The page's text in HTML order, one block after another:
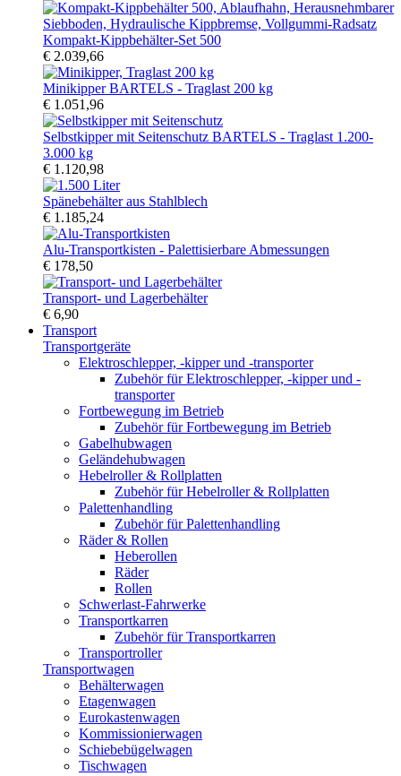
Kompakt-Kippbehälter-Set 500
€ 2.039,66
Minikipper BARTELS - Traglast 200 kg
€ 1.051,96
Selbstkipper mit Seitenschutz BARTELS - Traglast 1.200-
3.000 kg
€ 1.120,98
Spänebehälter aus Stahlblech
€ 1.185,24
Alu-Transportkisten - Palettisierbare Abmessungen
€ 178,50
Transport- und Lagerbehälter
€ 6,90
Transport
Transportgeräte
Elektroschlepper, -kipper und -transporter
Zubehör für Elektroschlepper, -kipper und -
transporter
Fortbewegung im Betrieb
Zubehör für Fortbewegung im Betrieb
Gabelhubwagen
Geländehubwagen
Hebelroller & Rollplatten
Zubehör für Hebelroller & Rollplatten
Palettenhandling
Zubehör für Palettenhandling
Räder & Rollen
Heberollen
Räder
Rollen
Schwerlast-Fahrwerke
Transportkarren
Zubehör für Transportkarren
Transportroller
Transportwagen
Behälterwagen
Etagenwagen
Eurokastenwagen
Kommissionierwagen
Schiebebügelwagen
Tischwagen